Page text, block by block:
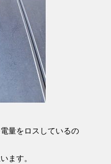
量をロスしているの
ます。